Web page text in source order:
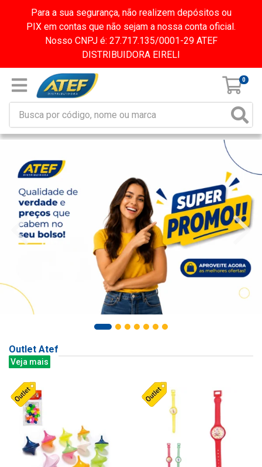
Para a sua segurança, não realizem depósitos ou
PIX em contas que não sejam a nossa conta oficial.
Nosso CNPJ é: 27.717.135/0001-29 ATEF
DISTRIBUIDORA EIRELI
0
Outlet Atef
Veja mais